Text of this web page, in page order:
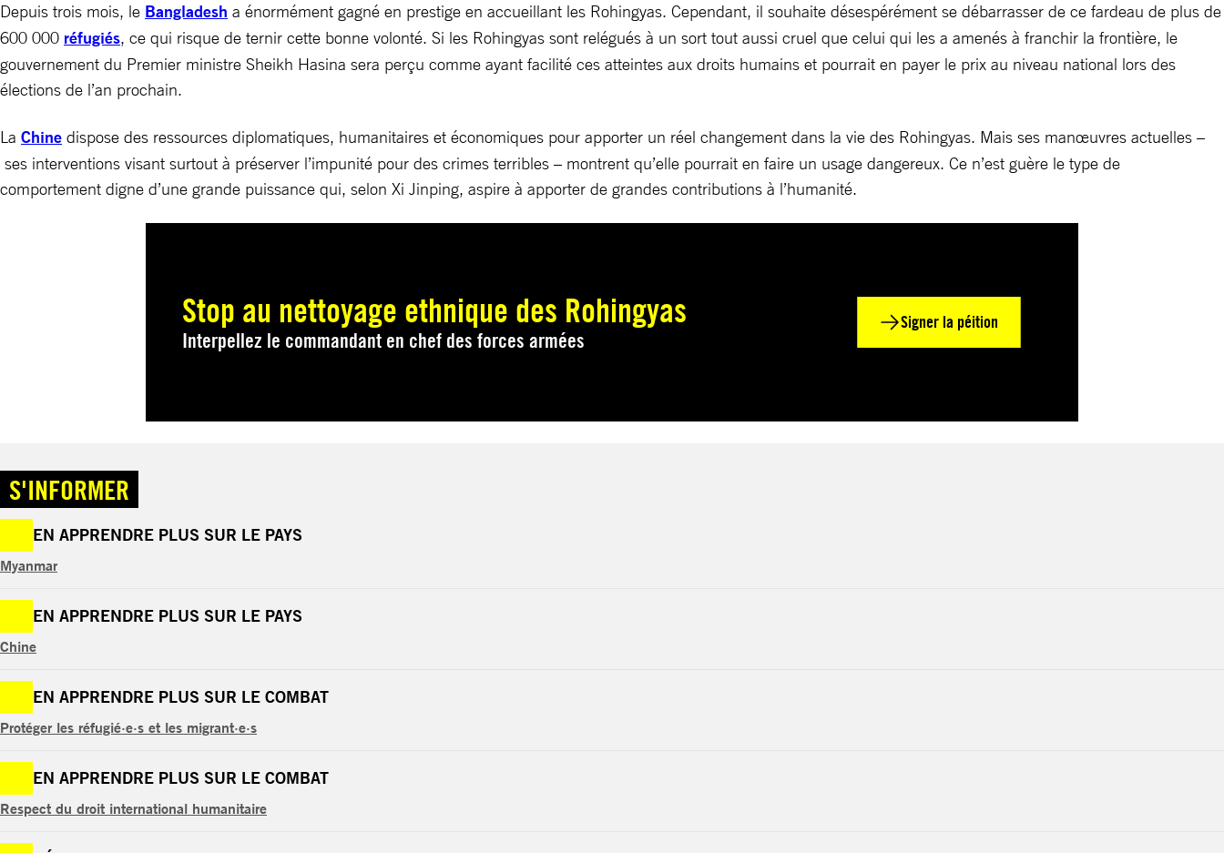
Depuis trois mois, le Bangladesh a énormément gagné en prestige en accueillant les Rohingyas. Cependant, il souhaite désespérément se débarrasser de ce fardeau de plus de
600 000 réfugiés, ce qui risque de ternir cette bonne volonté. Si les Rohingyas sont relégués à un sort tout aussi cruel que celui qui les a amenés à franchir la frontière, le
gouvernement du Premier ministre Sheikh Hasina sera perçu comme ayant facilité ces atteintes aux droits humains et pourrait en payer le prix au niveau national lors des
élections de l’an prochain.
La Chine dispose des ressources diplomatiques, humanitaires et économiques pour apporter un réel changement dans la vie des Rohingyas. Mais ses manœuvres actuelles –
ses interventions visant surtout à préserver l’impunité pour des crimes terribles – montrent qu’elle pourrait en faire un usage dangereux. Ce n’est guère le type de
comportement digne d’une grande puissance qui, selon Xi Jinping, aspire à apporter de grandes contributions à l’humanité.
Stop au nettoyage ethnique des Rohingyas
Interpellez le commandant en chef des forces armées
Signer la péition
S'INFORMER
EN APPRENDRE PLUS SUR LE PAYS
Myanmar
EN APPRENDRE PLUS SUR LE PAYS
Chine
EN APPRENDRE PLUS SUR LE COMBAT
Protéger les réfugié·e·s et les migrant·e·s
EN APPRENDRE PLUS SUR LE COMBAT
Respect du droit international humanitaire